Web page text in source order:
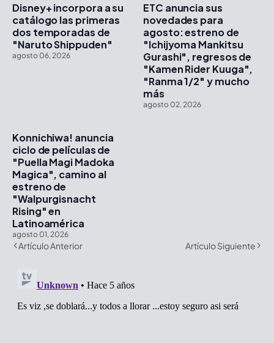
Disney+ incorpora a su
catálogo las primeras
dos temporadas de
"Naruto Shippuden"
agosto 06, 2026
ETC anuncia sus
novedades para
agosto: estreno de
"Ichijyoma Mankitsu
Gurashi", regresos de
"Kamen Rider Kuuga",
"Ranma 1/2" y mucho
más
agosto 02, 2026
Konnichiwa! anuncia
ciclo de películas de
"Puella Magi Madoka
Magica", camino al
estreno de
"Walpurgisnacht
Rising" en
Latinoamérica
agosto 01, 2026
Artículo Anterior Artículo Siguiente